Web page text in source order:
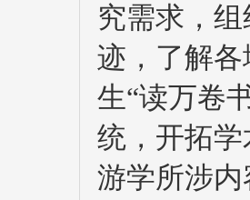
究需求，
迹，了解
生“读万卷
统，开拓
游学所涉